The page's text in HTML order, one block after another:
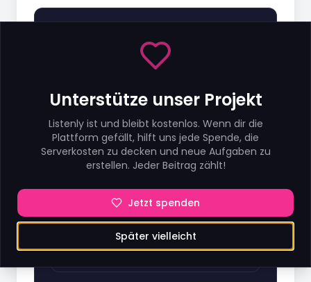
Frage1von
What does Emily do?
She wants to book a room.
She is visiting the hotel.
Unterstütze unser Projekt
Listenly ist und bleibt kostenlos. Wenn dir die
Plattform gefällt, hilft uns jede Spende, die
Serverkosten zu decken und neue Aufgaben zu
erstellen. Jeder Beitrag zählt!
Später vielleicht
Jetzt spenden